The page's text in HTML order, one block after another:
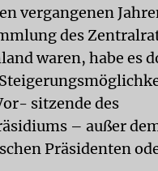
vergangenen
des
waren, habe es
sitzende des
– außer
Präsidenten